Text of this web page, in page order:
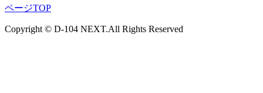
ページTOP
Copyright © D-104 NEXT.All Rights Reserved